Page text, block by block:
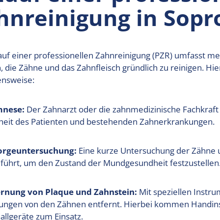
in
einer professionellen Zahnreinigung (PZR) umfasst
die Zähne und das Zahnfleisch gründlich zu reinigen.
Der Zahnarzt oder die zahnmedizinische
des Patienten und bestehenden Zahnerkrankungen.
Eine kurze Untersuchung der
um den Zustand der Mundgesundheit
von Plaque und Zahnstein: Mit speziellen
von den Zähnen entfernt. Hierbei kommen
zum Einsatz.